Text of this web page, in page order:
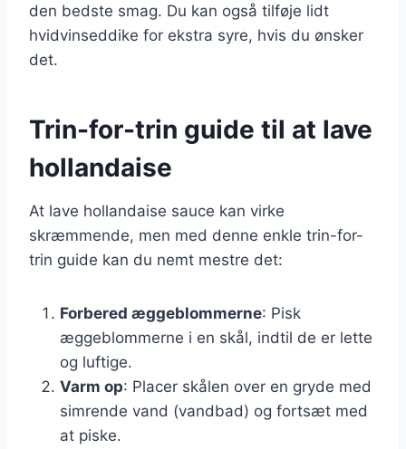
den bedste smag. Du kan også tilføje lidt
hvidvinseddike for ekstra syre, hvis du ønsker
det.
Trin-for-trin guide til at lave
hollandaise
At lave hollandaise sauce kan virke
skræmmende, men med denne enkle trin-for-
trin guide kan du nemt mestre det:
Forbered æggeblommerne: Pisk
æggeblommerne i en skål, indtil de er lette
og luftige.
Varm op: Placer skålen over en gryde med
simrende vand (vandbad) og fortsæt med
at piske.